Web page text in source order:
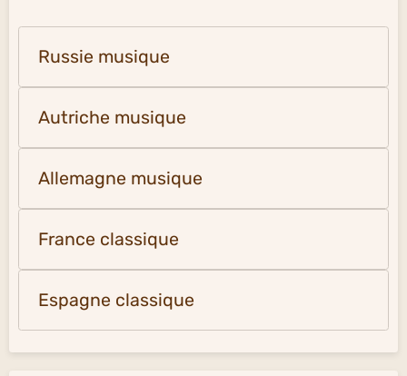
Russie musique
Autriche musique
Allemagne musique
France classique
Espagne classique